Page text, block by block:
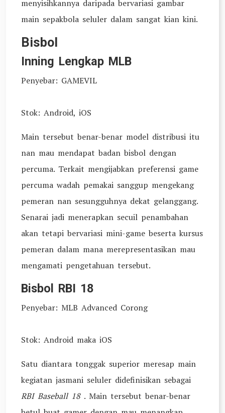
menyisihkannya daripada bervariasi gambar
main sepakbola seluler dalam sangat kian kini.
Bisbol
Inning Lengkap MLB
Penyebar: GAMEVIL
Stok: Android, iOS
Main tersebut benar-benar model distribusi itu
nan mau mendapat badan bisbol dengan
percuma. Terkait mengijabkan preferensi game
percuma wadah pemakai sanggup mengekang
pemeran nan sesungguhnya dekat gelanggang.
Senarai jadi menerapkan secuil penambahan
akan tetapi bervariasi mini-game beserta kursus
pemeran dalam mana merepresentasikan mau
mengamati pengetahuan tersebut.
Bisbol RBI 18
Penyebar: MLB Advanced Corong
Stok: Android maka iOS
Satu diantara tonggak superior meresap main
kegiatan jasmani seluler didefinisikan sebagai
RBI Baseball 18 . Main tersebut benar-benar